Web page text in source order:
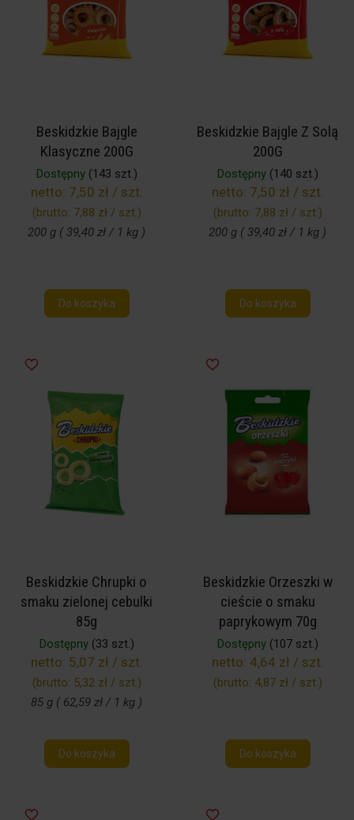
Beskidzkie Bajgle
Klasyczne 200G
Dostępny(143 szt.)
netto: 7,50 zł / szt.
(brutto: 7,88 zł / szt.)
200 g ( 39,40 zł / 1 kg )
Do koszyka
Beskidzkie Bajgle Z Solą
200G
Dostępny(140 szt.)
netto: 7,50 zł / szt.
(brutto: 7,88 zł / szt.)
200 g ( 39,40 zł / 1 kg )
Do koszyka
Beskidzkie Chrupki o
smaku zielonej cebulki
85g
Dostępny(33 szt.)
netto: 5,07 zł / szt.
(brutto: 5,32 zł / szt.)
85 g ( 62,59 zł / 1 kg )
Do koszyka
Beskidzkie Orzeszki w
cieście o smaku
paprykowym 70g
Dostępny(107 szt.)
netto: 4,64 zł / szt.
(brutto: 4,87 zł / szt.)
Do koszyka